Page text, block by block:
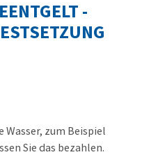
-
Wasser, zum Beispiel
Sie das bezahlen.